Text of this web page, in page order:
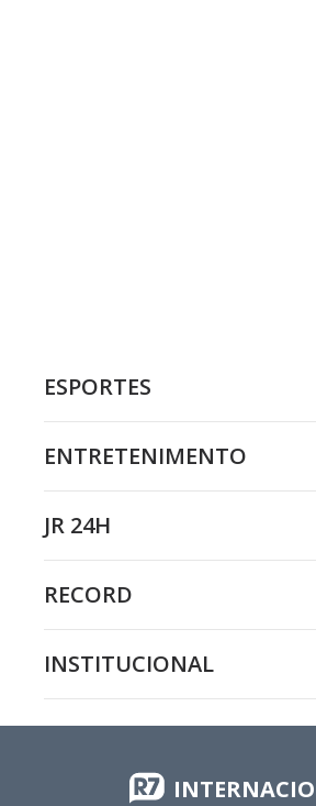
ESPORTES
ENTRETENIMENTO
JR 24H
RECORD
INSTITUCIONAL